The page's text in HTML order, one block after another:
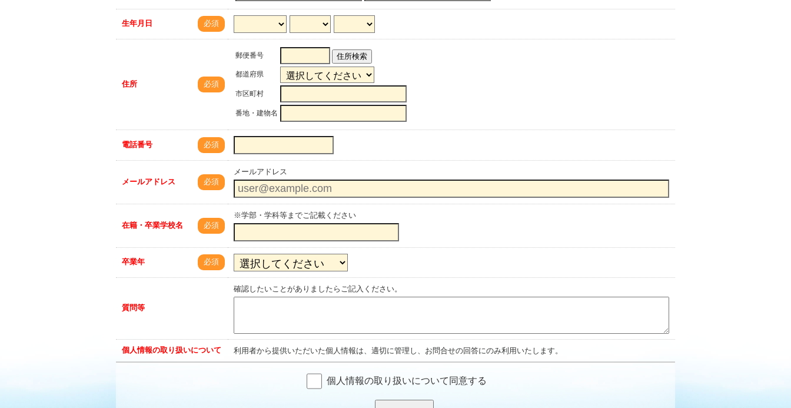
生年月日 必須
住所 必須
郵便番号 住所検索
都道府県
市区町村
番地・建物名
電話番号 必須
メールアドレス 必須
メールアドレス
在籍・卒業学校名 必須
※学部・学科等までご記載ください
卒業年 必須
質問等
確認したいことがありましたらご記入ください。
個人情報の取り扱いについて 利用者から提供いただいた個人情報は、適切に管理し、お問合せの回答にのみ利用いたします。
個人情報の取り扱いについて同意する